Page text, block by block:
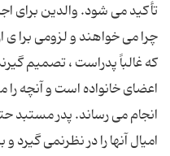
تأكید می شود. والدین برای
چرا می خواهند و لزومی برا ی
كه غالباً پدراست ، تصمیم
اعضای خانواده است و آنچه
انجام می رساند. پدر مستبد
امیال آنها را در نظرنمی گیرد